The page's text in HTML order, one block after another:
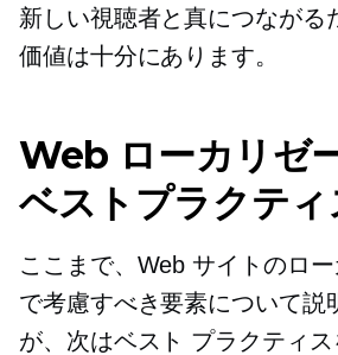
新しい視聴者と真につながる
価値は十分にあります。
Web ローカリゼ
ベストプラクティ
ここまで、Web サイトのロ
で考慮すべき要素について説
が、次はベスト プラクティ